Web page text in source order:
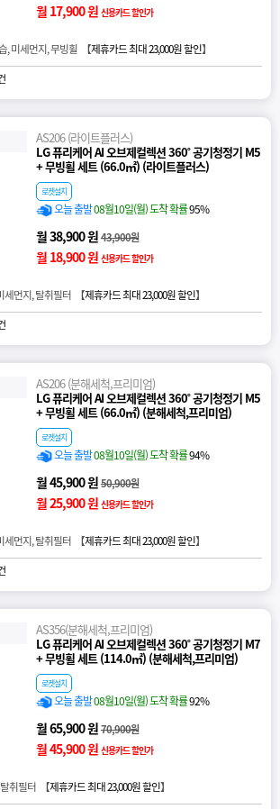
월 17,900 원 신용카드 할인가
, 미세먼지, 무빙휠 【제휴카드 최대 23,000원 할인】
AS206 (라이트플러스)
LG 퓨리케어 AI 오브제컬렉션 360˚ 공기청정기 M5
+ 무빙휠 세트 (66.0㎡) (라이트플러스)
로켓설치
오늘 출발08월10일(월) 도착 확률95%
월 38,900 원43,900원
월 18,900 원 신용카드 할인가
세먼지, 탈취필터 【제휴카드 최대 23,000원 할인】
AS206 (분해세척,프리미엄)
LG 퓨리케어 AI 오브제컬렉션 360˚ 공기청정기 M5
+ 무빙휠 세트 (66.0㎡) (분해세척,프리미엄)
로켓설치
오늘 출발08월10일(월) 도착 확률94%
월 45,900 원50,900원
월 25,900 원 신용카드 할인가
세먼지, 탈취필터 【제휴카드 최대 23,000원 할인】
AS356(분해세척,프리미엄)
LG 퓨리케어 AI 오브제컬렉션 360˚ 공기청정기 M7
+ 무빙휠 세트 (114.0㎡) (분해세척,프리미엄)
로켓설치
오늘 출발08월10일(월) 도착 확률92%
월 65,900 원70,900원
월 45,900 원 신용카드 할인가
탈취필터 【제휴카드 최대 23,000원 할인】